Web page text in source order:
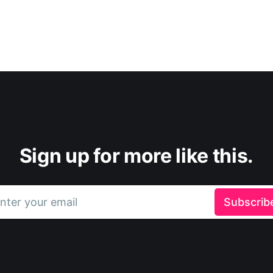
Sign up for more like this.
your email